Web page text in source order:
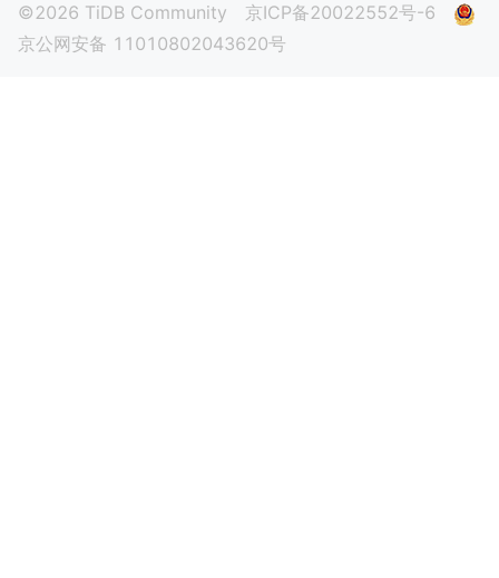
©2026 TiDB Community
京ICP备20022552号-6
京公网安备 11010802043620号